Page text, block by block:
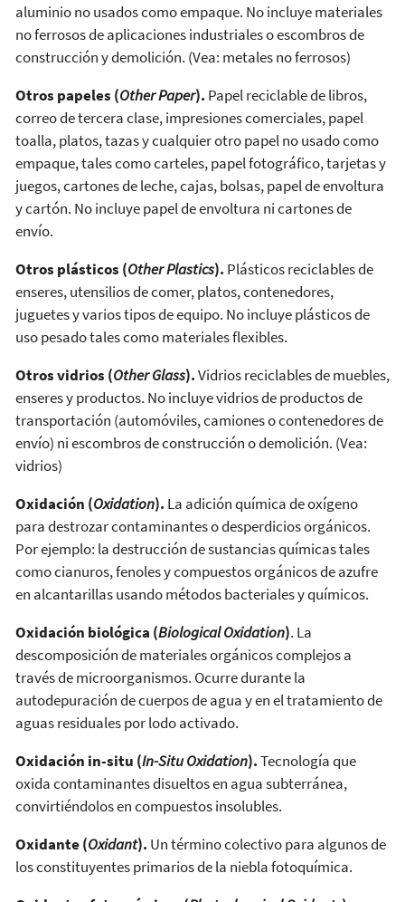
aluminio no usados como empaque. No incluye materiales
no ferrosos de aplicaciones industriales o escombros de
construcción y demolición. (Vea: metales no ferrosos)
Otros papeles (Other Paper). Papel reciclable de libros,
correo de tercera clase, impresiones comerciales, papel
toalla, platos, tazas y cualquier otro papel no usado como
empaque, tales como carteles, papel fotográfico, tarjetas y
juegos, cartones de leche, cajas, bolsas, papel de envoltura
y cartón. No incluye papel de envoltura ni cartones de
envío.
Otros plásticos (Other Plastics). Plásticos reciclables de
enseres, utensilios de comer, platos, contenedores,
juguetes y varios tipos de equipo. No incluye plásticos de
uso pesado tales como materiales flexibles.
Otros vidrios (Other Glass).Vidrios reciclables de muebles,
enseres y productos. No incluye vidrios de productos de
transportación (automóviles, camiones o contenedores de
envío) ni escombros de construcción o demolición. (Vea:
vidrios)
Oxidación (Oxidation). La adición química de oxígeno
para destrozar contaminantes o desperdicios orgánicos.
Por ejemplo: la destrucción de sustancias químicas tales
como cianuros, fenoles y compuestos orgánicos de azufre
en alcantarillas usando métodos bacteriales y químicos.
Oxidación biológica (Biological Oxidation). La
descomposición de materiales orgánicos complejos a
través de microorganismos. Ocurre durante la
autodepuración de cuerpos de agua y en el tratamiento de
aguas residuales por lodo activado.
Oxidación in-situ (In-Situ Oxidation).Tecnología que
oxida contaminantes disueltos en agua subterránea,
convirtiéndolos en compuestos insolubles.
Oxidante (Oxidant). Un término colectivo para algunos de
los constituyentes primarios de la niebla fotoquímica.